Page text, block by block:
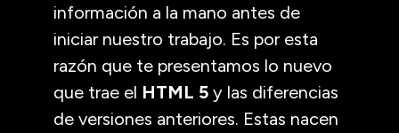
información a la mano antes de
iniciar nuestro trabajo. Es por esta
razón que te presentamos lo nuevo
que trae el HTML 5 y las diferencias
de versiones anteriores. Estas nacen